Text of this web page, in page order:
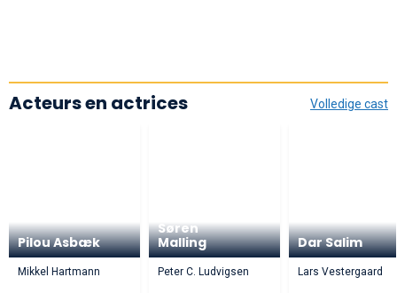
Volledige cast
Acteurs en actrices
Pilou Asbæk
Mikkel Hartmann
Søren
Malling
Peter C. Ludvigsen
Dar Salim
Lars Vestergaard